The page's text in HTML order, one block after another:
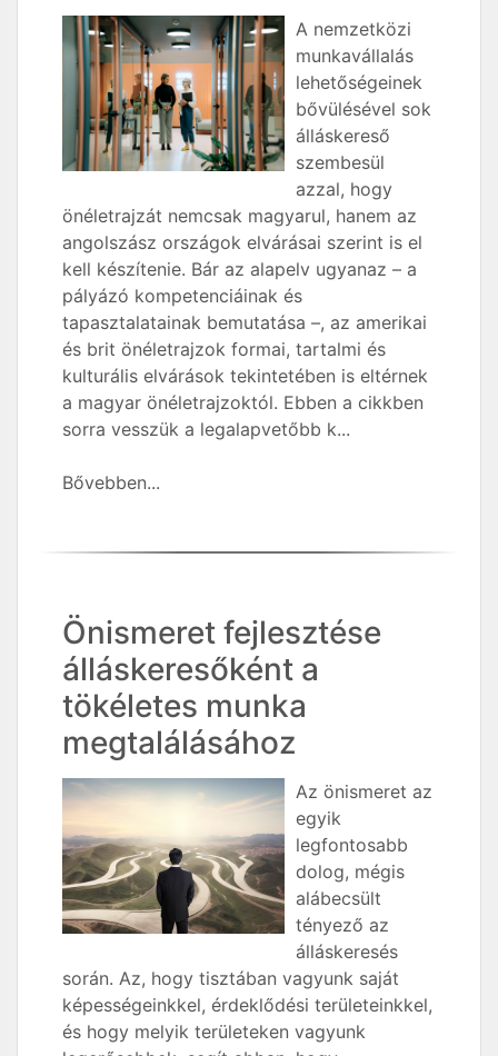
A nemzetközi
munkavállalás
lehetőségeinek
bővülésével sok
álláskereső
szembesül
azzal, hogy
önéletrajzát nemcsak magyarul, hanem az
angolszász országok elvárásai szerint is el
kell készítenie. Bár az alapelv ugyanaz – a
pályázó kompetenciáinak és
tapasztalatainak bemutatása –, az amerikai
és brit önéletrajzok formai, tartalmi és
kulturális elvárások tekintetében is eltérnek
a magyar önéletrajzoktól. Ebben a cikkben
sorra vesszük a legalapvetőbb k...
Bővebben...
Önismeret fejlesztése
álláskeresőként a
tökéletes munka
megtalálásához
Az önismeret az
egyik
legfontosabb
dolog, mégis
alábecsült
tényező az
álláskeresés
során. Az, hogy tisztában vagyunk saját
képességeinkkel, érdeklődési területeinkkel,
és hogy melyik területeken vagyunk